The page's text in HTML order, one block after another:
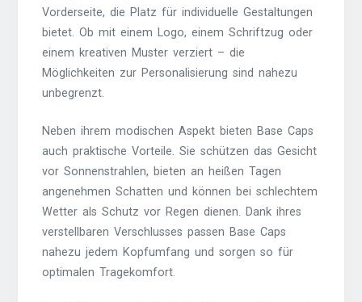
Vorderseite, die Platz für individuelle Gestaltungen
bietet. Ob mit einem Logo, einem Schriftzug oder
einem kreativen Muster verziert – die
Möglichkeiten zur Personalisierung sind nahezu
unbegrenzt.
Neben ihrem modischen Aspekt bieten Base Caps
auch praktische Vorteile. Sie schützen das Gesicht
vor Sonnenstrahlen, bieten an heißen Tagen
angenehmen Schatten und können bei schlechtem
Wetter als Schutz vor Regen dienen. Dank ihres
verstellbaren Verschlusses passen Base Caps
nahezu jedem Kopfumfang und sorgen so für
optimalen Tragekomfort.